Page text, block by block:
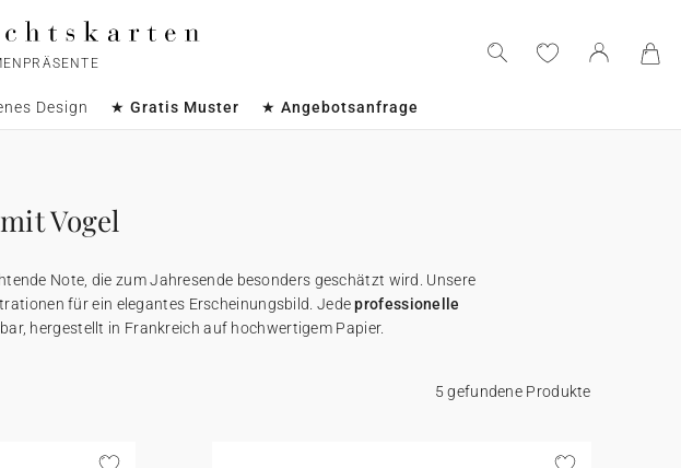
Design ★ Gratis Muster ★ Angebotsanfrage
Vogel
Note, die zum Jahresende besonders geschätzt wird. Unsere
für ein elegantes Erscheinungsbild. Jedeprofessionelle
hergestellt in Frankreich auf hochwertigem Papier.
5 gefundene Produkte